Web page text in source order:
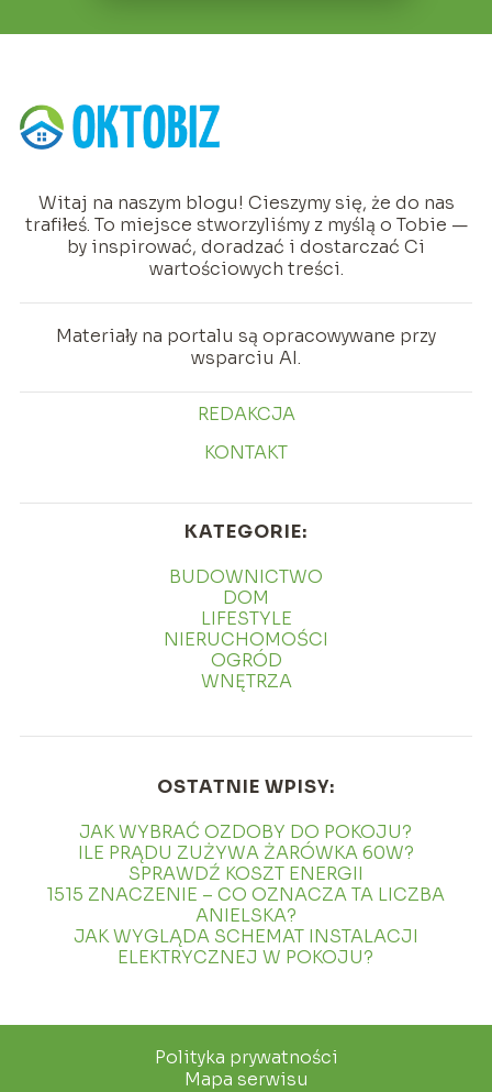
Witaj na naszym blogu! Cieszymy się, że do nas
trafiłeś. To miejsce stworzyliśmy z myślą o Tobie —
by inspirować, doradzać i dostarczać Ci
wartościowych treści.
Materiały na portalu są opracowywane przy
wsparciu AI.
REDAKCJA
KONTAKT
KATEGORIE:
BUDOWNICTWO
DOM
LIFESTYLE
NIERUCHOMOŚCI
OGRÓD
WNĘTRZA
OSTATNIE WPISY:
JAK WYBRAĆ OZDOBY DO POKOJU?
ILE PRĄDU ZUŻYWA ŻARÓWKA 60W?
SPRAWDŹ KOSZT ENERGII
1515 ZNACZENIE – CO OZNACZA TA LICZBA
ANIELSKA?
JAK WYGLĄDA SCHEMAT INSTALACJI
ELEKTRYCZNEJ W POKOJU?
Polityka prywatności
Mapa serwisu